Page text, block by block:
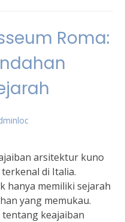
Roma:
arsitektur kuno
di Italia.
hanya memiliki sejarah
yang memukau.
keajaiban